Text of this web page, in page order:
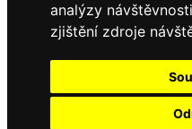
analýzy
zjištění zdroje